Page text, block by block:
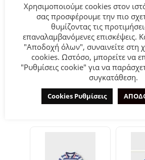
Σύνθεση:100% COTTON.
ΣΥΜΒΟΥΛΕΣ
Πλένεται στο πλυντήριο στους 30°C.
ΣΧΕΤΙΚΆ
Χρησιμοποιούμε cookies στον
σας προσφέρουμε την πιο
θυμίζοντας τις
επαναλαμβανόμενες επισκέψεις.
"Αποδοχή όλων", συναινείτε
cookies. Ωστόσο, μπορείτε να
"Ρυθμίσεις cookie" για να
συγκατάθεση.
Cookies Ρυθμίσεις